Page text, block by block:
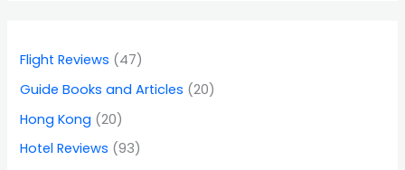
Flight Reviews (47)
Guide Books and Articles (20)
Hong Kong (20)
Hotel Reviews (93)